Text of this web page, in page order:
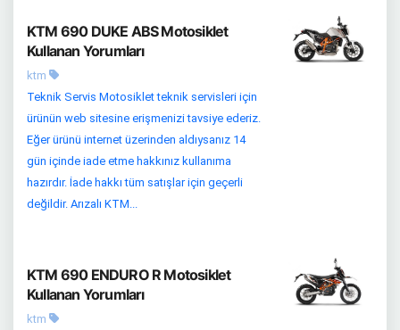
KTM 690 DUKE ABS Motosiklet
Kullanan Yorumları
ktm
Teknik Servis Motosiklet teknik servisleri için
ürünün web sitesine erişmenizi tavsiye ederiz.
Eğer ürünü internet üzerinden aldıysanız 14
gün içinde iade etme hakkınız kullanıma
hazırdır. İade hakkı tüm satışlar için geçerli
değildir. Arızalı KTM...
KTM 690 ENDURO R Motosiklet
Kullanan Yorumları
ktm